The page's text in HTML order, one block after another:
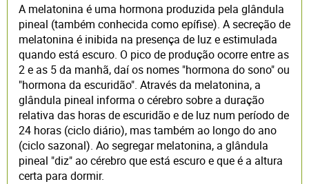
A melatonina é uma hormona produzida pela glândula
pineal (também conhecida como epífise). A secreção de
melatonina é inibida na presença de luz e estimulada
quando está escuro. O pico de produção ocorre entre as
2 e as 5 da manhã, daí os nomes "hormona do sono" ou
"hormona da escuridão". Através da melatonina, a
glândula pineal informa o cérebro sobre a duração
relativa das horas de escuridão e de luz num período de
24 horas (ciclo diário), mas também ao longo do ano
(ciclo sazonal). Ao segregar melatonina, a glândula
pineal "diz" ao cérebro que está escuro e que é a altura
certa para dormir.